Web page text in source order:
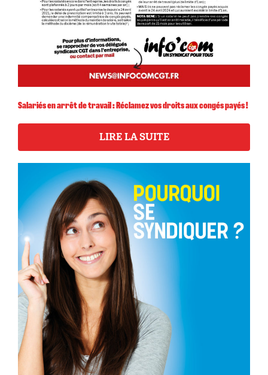
Salariés en arrêt de travail : Réclamez vos droits aux congés payés !
LIRE LA SUITE